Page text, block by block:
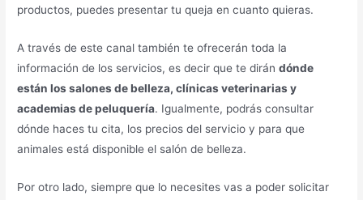
productos, puedes presentar tu queja en cuanto quieras.
A través de este canal también te ofrecerán toda la
información de los servicios, es decir que te dirándónde
están los salones de belleza, clínicas veterinarias y
academias de peluquería. Igualmente, podrás consultar
dónde haces tu cita, los precios del servicio y para que
animales está disponible el salón de belleza.
Por otro lado, siempre que lo necesites vas a poder solicitar